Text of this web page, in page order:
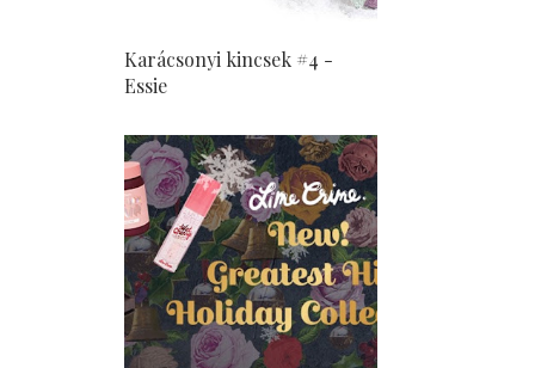
Karácsonyi kincsek #4 -
Essie